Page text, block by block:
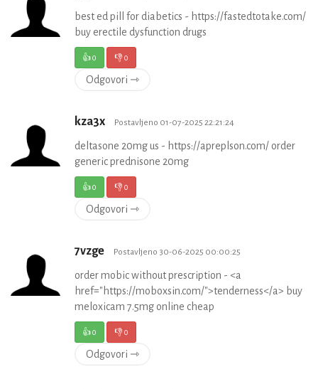
best ed pill for diabetics - https://fastedtotake.com/
buy erectile dysfunction drugs
👍0 👎0
Odgovori ⇾
kza3x Postavljeno 01-07-2025 22:21:24
deltasone 20mg us - https://apreplson.com/ order
generic prednisone 20mg
👍0 👎0
Odgovori ⇾
7vzge Postavljeno 30-06-2025 00:00:25
order mobic without prescription - <a
href="https://moboxsin.com/">tenderness</a> buy
meloxicam 7.5mg online cheap
👍0 👎0
Odgovori ⇾